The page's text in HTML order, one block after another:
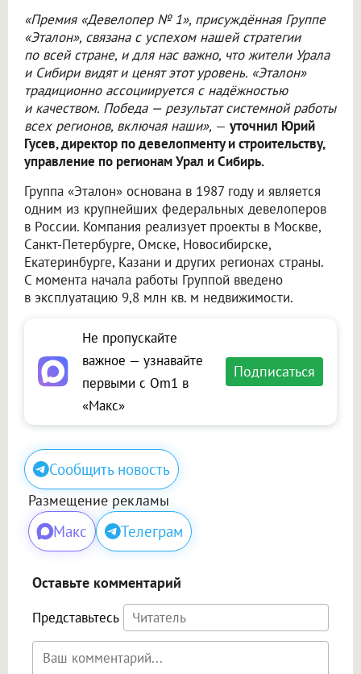
«Премия «Девелопер № 1», присуждённая Группе
«Эталон», связана с успехом нашей стратегии
по всей стране, и для нас важно, что жители Урала
и Сибири видят и ценят этот уровень. «Эталон»
традиционно ассоциируется с надёжностью
и качеством. Победа — результат системной работы
всех регионов, включая наши», — уточнил Юрий
Гусев, директор по девелопменту и строительству,
управление по регионам Урал и Сибирь.
Группа «Эталон» основана в 1987 году и является
одним из крупнейших федеральных девелоперов
в России. Компания реализует проекты в Москве,
Санкт-Петербурге, Омске, Новосибирске,
Екатеринбурге, Казани и других регионах страны.
С момента начала работы Группой введено
в эксплуатацию 9,8 млн кв. м недвижимости.
Не пропускайте
важное — узнавайте
первыми с Om1 в
«Макс»
Подписаться
Сообщить новость
Размещение рекламы
Макс Телеграм
Оставьте комментарий
Представьтесь